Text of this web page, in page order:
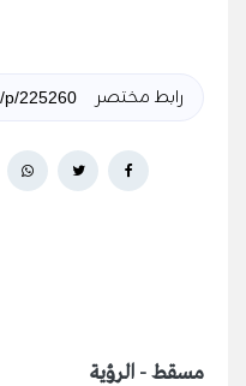
رابط مختصر
مسقط - الرؤية